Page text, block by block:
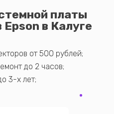
платы
в Калуге
от 500 рублей;
до 2 часов;
3-х лет;